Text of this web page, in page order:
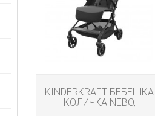
KINDERKRAFT БЕБЕШКА
КОЛИЧКА NEBO,